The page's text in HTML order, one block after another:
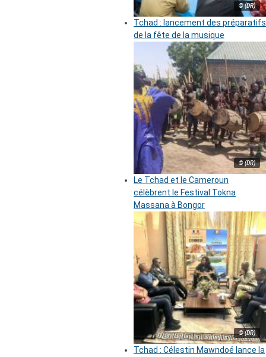
© (DR)
Tchad : lancement des préparatifs
de la fête de la musique
© (DR)
Le Tchad et le Cameroun
célèbrent le Festival Tokna
Massana à Bongor
© (DR)
Tchad : Célestin Mawndoé lance la